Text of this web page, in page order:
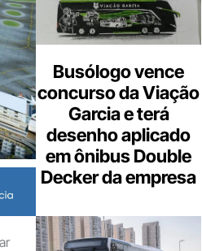
Busólogo vence
concurso da Viação
Garcia e terá
desenho aplicado
em ônibus Double
Decker da empresa
e-
mail